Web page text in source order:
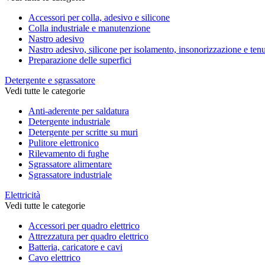
Accessori per colla, adesivo e silicone
Colla industriale e manutenzione
Nastro adesivo
Nastro adesivo, silicone per isolamento, insonorizzazione e
Preparazione delle superfici
Detergente e sgrassatore
Vedi tutte le categorie
Anti-aderente per saldatura
Detergente industriale
Detergente per scritte su muri
Pulitore elettronico
Rilevamento di fughe
Sgrassatore alimentare
Sgrassatore industriale
Elettricità
Vedi tutte le categorie
Accessori per quadro elettrico
Attrezzatura per quadro elettrico
Batteria, caricatore e cavi
Cavo elettrico